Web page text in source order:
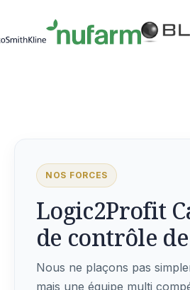
NOS FORCES
Logic2Profit
de contrôle
Nous ne plaçons pas
mais une équipe multi